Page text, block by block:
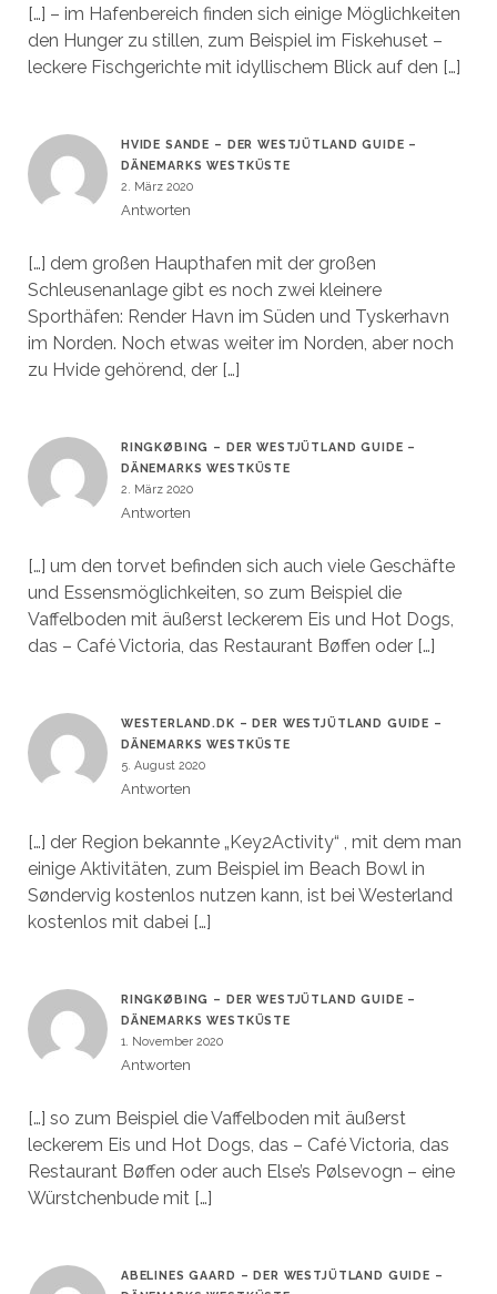
[…] – im Hafenbereich finden sich einige Möglichkeiten
den Hunger zu stillen, zum Beispiel im Fiskehuset –
leckere Fischgerichte mit idyllischem Blick auf den […]
HVIDE SANDE – DER WESTJÜTLAND GUIDE –
DÄNEMARKS WESTKÜSTE
2. März 2020
Antworten
[…] dem großen Haupthafen mit der großen
Schleusenanlage gibt es noch zwei kleinere
Sporthäfen: Render Havn im Süden und Tyskerhavn
im Norden. Noch etwas weiter im Norden, aber noch
zu Hvide gehörend, der […]
RINGKØBING – DER WESTJÜTLAND GUIDE –
DÄNEMARKS WESTKÜSTE
2. März 2020
Antworten
[…] um den torvet befinden sich auch viele Geschäfte
und Essensmöglichkeiten, so zum Beispiel die
Vaffelboden mit äußerst leckerem Eis und Hot Dogs,
das – Café Victoria, das Restaurant Bøffen oder […]
WESTERLAND.DK – DER WESTJÜTLAND GUIDE –
DÄNEMARKS WESTKÜSTE
5. August 2020
Antworten
[…] der Region bekannte „Key2Activity“ , mit dem man
einige Aktivitäten, zum Beispiel im Beach Bowl in
Søndervig kostenlos nutzen kann, ist bei Westerland
kostenlos mit dabei […]
RINGKØBING – DER WESTJÜTLAND GUIDE –
DÄNEMARKS WESTKÜSTE
1. November 2020
Antworten
[…] so zum Beispiel die Vaffelboden mit äußerst
leckerem Eis und Hot Dogs, das – Café Victoria, das
Restaurant Bøffen oder auch Else’s Pølsevogn – eine
Würstchenbude mit […]
ABELINES GAARD – DER WESTJÜTLAND GUIDE –